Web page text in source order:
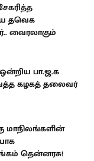
தவெக
வைரலாகும்
பா.ஜ.க
கழகத் தலைவர்
மாநிலங்களின்
தென்னரசு!